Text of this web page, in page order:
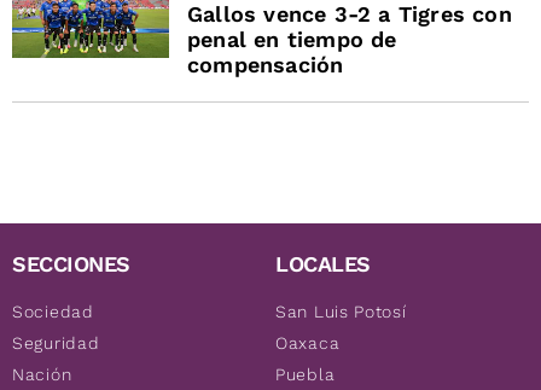
Gallos vence 3-2 a Tigres con
penal en tiempo de
compensación
SECCIONES
Sociedad
Seguridad
Nación
LOCALES
San Luis Potosí
Oaxaca
Puebla